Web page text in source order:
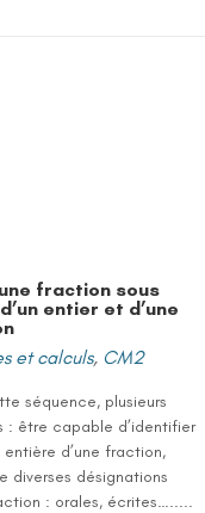
fraction sous
entier et d’une
et calculs, CM2
séquence, plusieurs
: être capable d’identifier
d’une fraction,
diverses désignations
: orales, écrites….....